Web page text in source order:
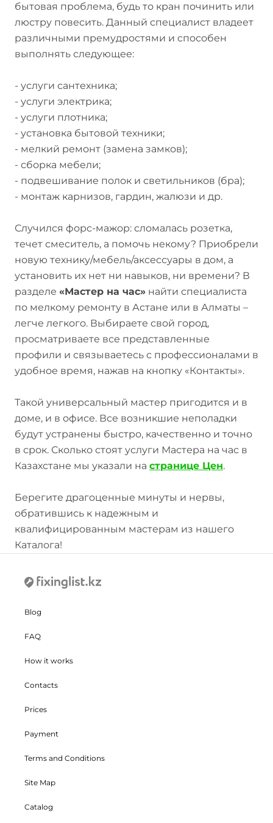
бытовая проблема, будь то кран починить или
люстру повесить. Данный специалист владеет
различными премудростями и способен
выполнять следующее:
- услуги сантехника;
- услуги электрика;
- услуги плотника;
- установка бытовой техники;
- мелкий ремонт (замена замков);
- сборка мебели;
- подвешивание полок и светильников (бра);
- монтаж карнизов, гардин, жалюзи и др.
Случился форс-мажор: сломалась розетка,
течет смеситель, а помочь некому? Приобрели
новую технику/мебель/аксессуары в дом, а
установить их нет ни навыков, ни времени? В
разделе «Мастер на час» найти специалиста
по мелкому ремонту в Астане или в Алматы –
легче легкого. Выбираете свой город,
просматриваете все представленные
профили и связываетесь с профессионалами в
удобное время, нажав на кнопку «Контакты».
Такой универсальный мастер пригодится и в
доме, и в офисе. Все возникшие неполадки
будут устранены быстро, качественно и точно
в срок. Сколько стоят услуги Мастера на час в
Казахстане мы указали на странице Цен.
Берегите драгоценные минуты и нервы,
обратившись к надежным и
квалифицированным мастерам из нашего
Каталога!
Blog
FAQ
How it works
Contacts
Prices
Payment
Terms and Conditions
Site Map
Catalog